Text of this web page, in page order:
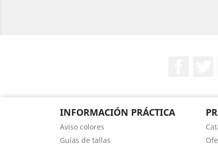
INFORMACIÓN PRÁCTICA
Aviso colores
Guías de tallas